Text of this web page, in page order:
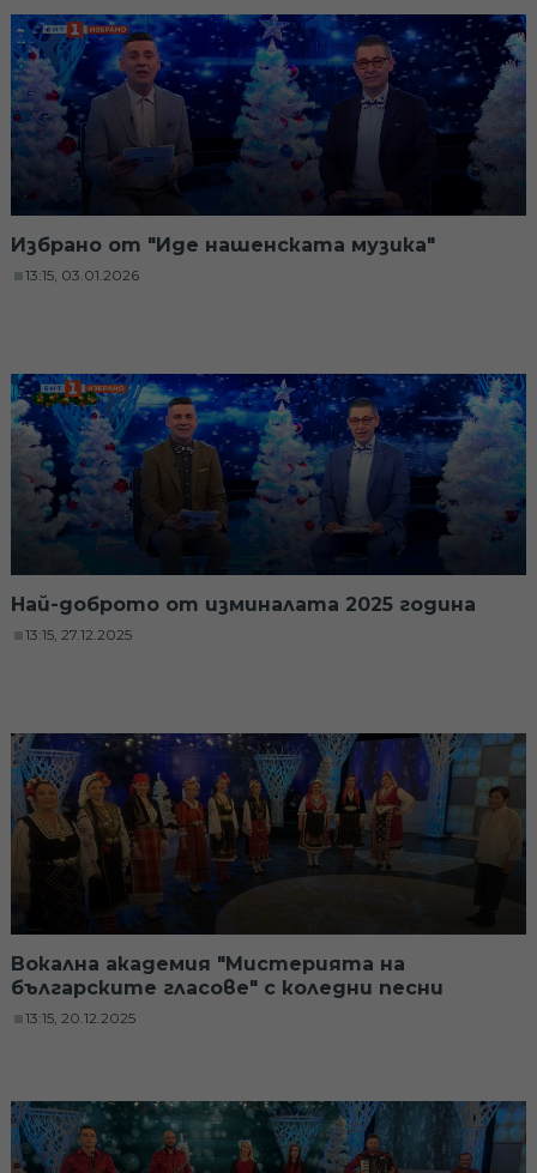
Избрано от "Иде нашенската музика"
13:15, 03.01.2026
Най-доброто от изминалата 2025 година
13:15, 27.12.2025
Вокална академия "Мистерията на
българските гласове" с коледни песни
13:15, 20.12.2025